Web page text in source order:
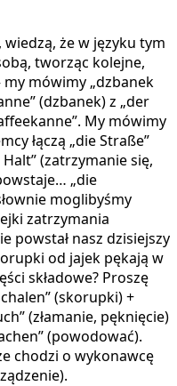
że w języku tym
tworząc kolejne,
my mówimy „dzbanek
(dzbanek) z „der
My mówimy
łączą „die Straße”
(zatrzymanie się,
„die
moglibyśmy
zatrzymania
powstał nasz dzisiejszy
od jajek pękają w
składowe? Proszę
(skorupki) +
(złamanie, pęknięcie)
(powodować).
chodzi o wykonawcę